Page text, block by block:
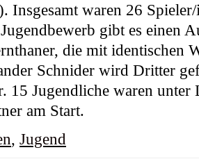
Insgesamt waren 26
gibt es einen
die mit identischen
Schnider wird Dritter
15 Jugendliche waren
am Start.
, Jugend